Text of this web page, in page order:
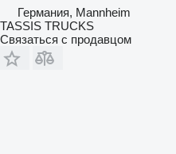
Германия, Mannheim
TASSIS TRUCKS
Связаться с продавцом